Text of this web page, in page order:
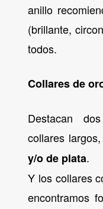
anillo
(brillante,
todos.
Collares de
Destacan
collares
y/o de plata.
Y los collares
encontramos